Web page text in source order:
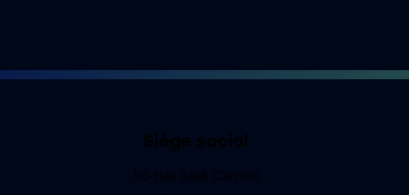
Siège social
55 rue Sadi Carnot